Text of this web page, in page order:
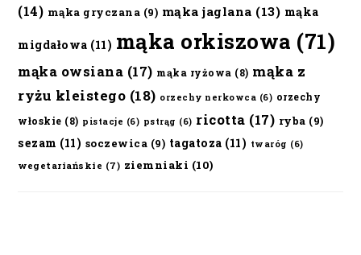
(14) mąka gryczana (9) mąka jaglana (13) mąka
migdałowa (11) mąka orkiszowa (71)
mąka owsiana (17) mąka ryżowa (8) mąka z
ryżu kleistego (18) orzechy nerkowca (6) orzechy
włoskie (8) pistacje (6) pstrąg (6) ricotta (17) ryba (9)
sezam (11) soczewica (9) tagatoza (11) twaróg (6)
wegetariańskie (7) ziemniaki (10)